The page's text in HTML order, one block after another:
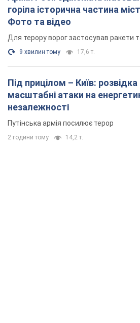
незалежності
Путінська армія посилює терор
2 години тому 14,2 т.